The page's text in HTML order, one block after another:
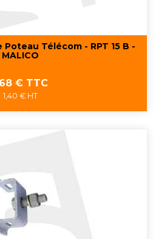
Télécom - RPT 15 B -
MALICO
€ TTC
1,40 € HT